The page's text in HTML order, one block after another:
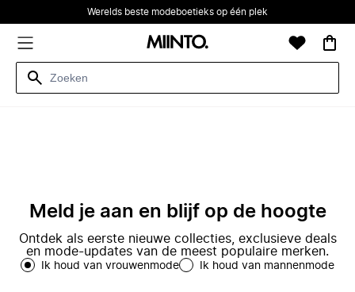
Werelds beste modeboetieks op één plek
Meld je aan en blijf op de hoogte
Ontdek als eerste nieuwe collecties, exclusieve deals
en mode-updates van de meest populaire merken.
Ik houd van vrouwenmode Ik houd van mannenmode